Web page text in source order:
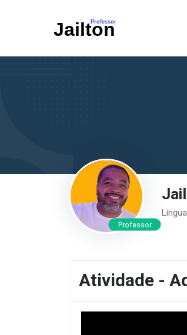
Professor
Atividade -